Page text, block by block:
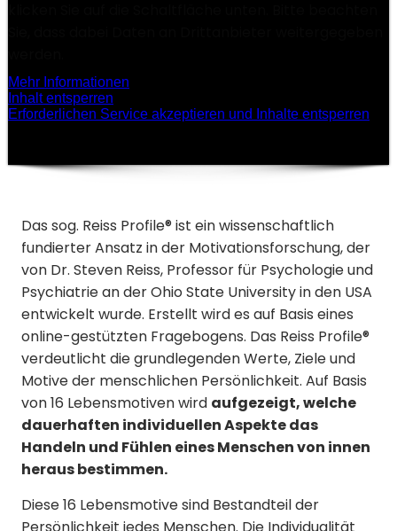
Mehr Informationen
Inhalt entsperren
Erforderlichen Service akzeptieren und Inhalte entsperren
Das sog. Reiss Profile® ist ein wissenschaftlich
fundierter Ansatz in der Motivations­forschung, der
von Dr. Steven Reiss, Professor für Psychologie und
Psychiatrie an der Ohio State University in den USA
entwickelt wurde. Erstellt wird es auf Basis eines
online-gestützten Fragebogens. Das Reiss Profile®
verdeutlicht die grundlegenden Werte, Ziele und
Motive der menschlichen Persönlichkeit. Auf Basis
von 16 Lebensmotiven wird aufgezeigt, welche
dauerhaften individuellen Aspekte das
Handeln und Fühlen eines Menschen von innen
heraus bestimmen.
Diese 16 Lebensmotive sind Bestandteil der
Persönlichkeit jedes Menschen. Die Individualität